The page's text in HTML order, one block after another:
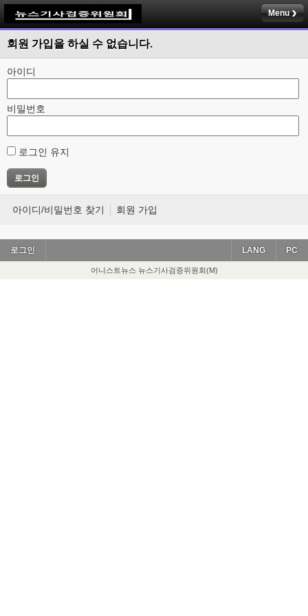
Menu
회원 가입을 하실 수 없습니다.
아이디
비밀번호
로그인 유지
아이디/비밀번호 찾기 회원 가입
로그인 PC
LANG
어니스트뉴스 뉴스기사검증위원회(M)